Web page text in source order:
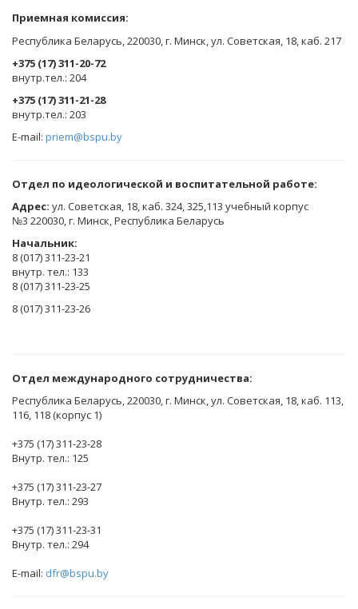
Приемная комиссия:
Республика Беларусь, 220030, г. Минск, ул. Советская, 18, каб. 217
+375 (17) 311-20-72
​внутр.тел.: 204
+375 (17) 311-21-28
​внутр.тел.: 203
E-mail: priem@bspu.by
Отдел по идеологической и воспитательной работе:
Адрес: ул. Советская, 18, каб. 324, 325,113 учебный корпус
№3 220030, г. Минск, Республика Беларусь
Начальник:
8 (017) 311-23-21
внутр. тел.: 133
8 (017) 311-23-25
8 (017) 311-23-26
Отдел международного сотрудничества:
Республика Беларусь, 220030, г. Минск, ул. Советская, 18, каб. 113,
116, 118 (корпус 1)
+375 (17) 311-23-28
Внутр. тел.: 125
+375 (17) 311-23-27
Внутр. тел.: 293
+375 (17) 311-23-31
Внутр. тел.: 294
E-mail: dfr@bspu.by